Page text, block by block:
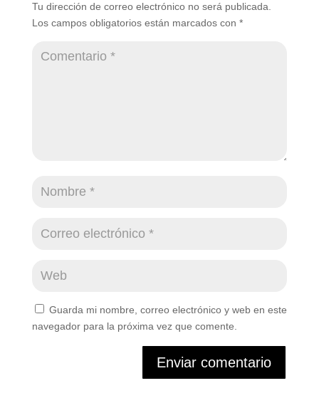
Tu dirección de correo electrónico no será publicada.
Los campos obligatorios están marcados con *
Guarda mi nombre, correo electrónico y web en este
navegador para la próxima vez que comente.
Enviar comentario